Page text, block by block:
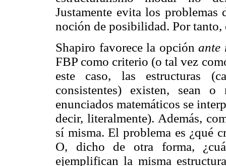
Justamente evita los problemas
noción de posibilidad. Por tanto,
Shapiro favorece la opciónante
FBP como criterio (o tal vez
este caso, las estructuras
consistentes) existen, sean
enunciados matemáticos se
decir, literalmente). Además,
sí misma. El problema es ¿qué
O, dicho de otra forma,
ejemplifican la misma